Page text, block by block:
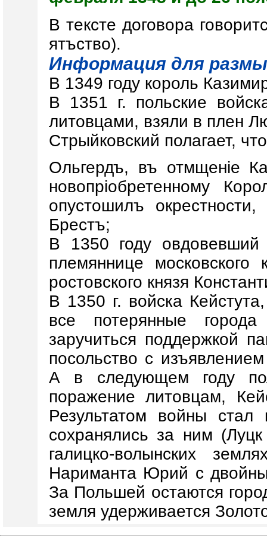
В тексте договора
ятъство).
Информация для
В 1349 году король
В 1351 г. польские
литовцами, взяли в плен
Стрыйковский полагает,
Ольгердъ, въ отмщеніе
новопріобретенному
опустошилъ
Брестъ;
В 1350 году
племяннице
ростовского князя
В 1350 г. войска
все потерянные
заручиться поддержкой
посольство с
А в следующем году
поражение литовцам,
Результатом войны
сохранялись за ним
галицко-волынских
Нариманта Юрий с
За Польшей остаются
земля удерживается